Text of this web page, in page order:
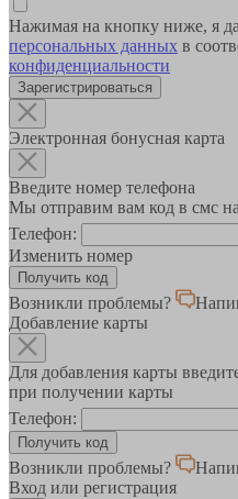
Нажимая на кнопку ниже, я
персональных данных в
конфиденциальности
Зарегистрироваться
Электронная бонусная карта
Введите номер телефона
Мы отправим вам код в смс
Телефон:
Изменить номер
Возникли проблемы?
Добавление карты
Для добавления карты
при получении карты
Телефон:
Возникли проблемы?
Вход или регистрация